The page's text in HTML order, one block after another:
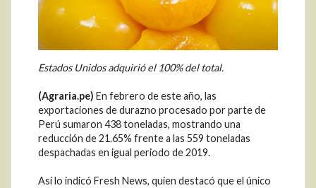
Estados Unidos adquirió el 100% del total.
(Agraria.pe) En febrero de este año, las
exportaciones de durazno procesado por parte de
Perú sumaron 438 toneladas, mostrando una
reducción de 21.65% frente a las 559 toneladas
despachadas en igual periodo de 2019.
Así lo indicó Fresh News, quien destacó que el único